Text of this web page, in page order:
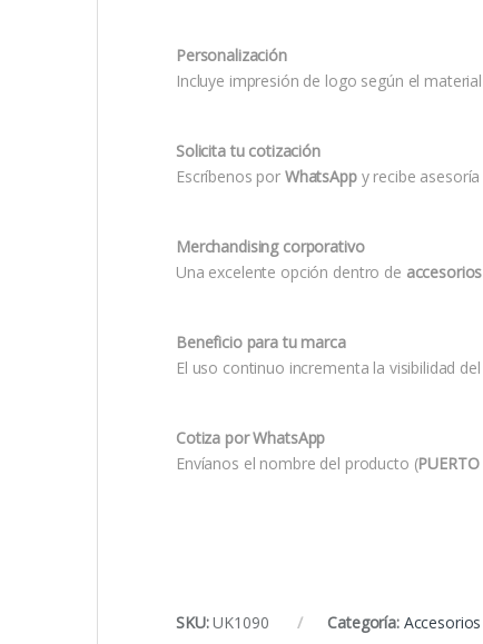
Personalización
Incluye impresión de logo según el
Solicita tu cotización
Escríbenos por WhatsAppy recibe
Merchandising corporativo
Una excelente opción dentro de
Beneficio para tu marca
El uso continuo incrementa la visibilidad
Cotiza por WhatsApp
Envíanos el nombre del producto (
SKU:UK1090 Categoría: